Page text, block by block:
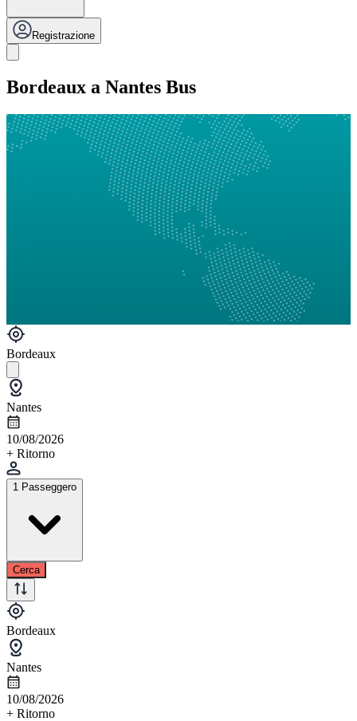
Registrazione
Bordeaux a Nantes Bus
Bordeaux
Nantes
10/08/2026
+ Ritorno
1 Passeggero
Cerca
Bordeaux
Nantes
10/08/2026
+ Ritorno